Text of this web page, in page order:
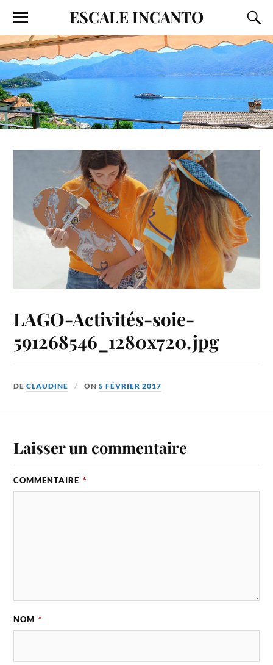
ESCALE INCANTO
LAGO-Activités-soie-
591268546_1280x720.jpg
DECLAUDINE ON5 FÉVRIER 2017
Laisser un commentaire
COMMENTAIRE *
NOM *